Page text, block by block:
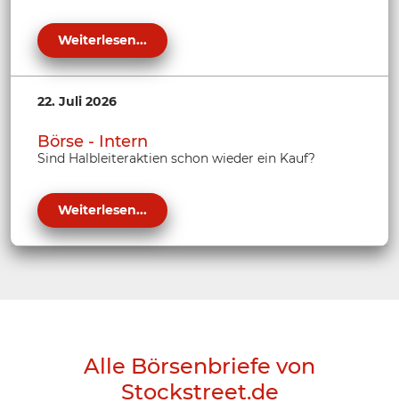
Weiterlesen...
22. Juli 2026
Börse - Intern
Sind Halbleiteraktien schon wieder ein Kauf?
Weiterlesen...
Alle Börsenbriefe von
Stockstreet.de